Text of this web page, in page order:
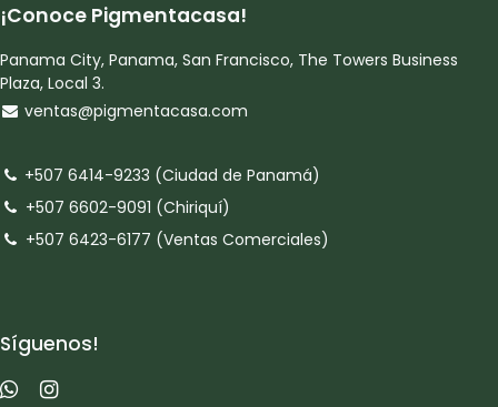
¡Conoce Pigmentacasa!
Panama City, Panama, San Francisco, The Towers Business
Plaza, Local 3.
ventas@pigmentacasa.com
+507 6414-9233 (Ciudad de Panamá)
+507 6602-9091 (Chiriquí)
+507 6423-6177 (Ventas Comerciales)
Síguenos!